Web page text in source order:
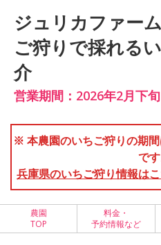
ジュリカファー
ご狩りで採れる
介
営業期間：2026年2月下
※ 本農園のいちご狩りの期
です
兵庫県のいちご狩り情報は
農園
TOP
料金・
予約情報など